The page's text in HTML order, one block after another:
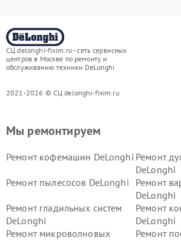
СЦ delonghi-fixim.ru - сеть сервисных
центров в Москве по ремонту и
обслуживанию техники DeLonghi
2021-2026 © СЦ delonghi-fixim.ru
Мы ремонтируем
Ремонт кофемашин DeLonghi Ремонт
DeLonghi
Ремонт пылесосов DeLonghi
Ремонт
DeLonghi
Ремонт гладильных систем
DeLonghi
Ремонт
DeLonghi
Ремонт микроволновых
Ремонт